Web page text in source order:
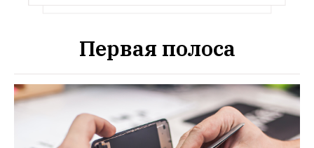
Первая полоса